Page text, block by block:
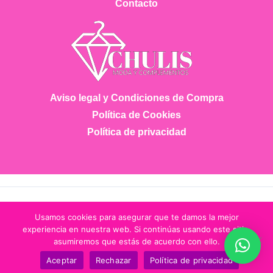
Contacto
Aviso legal y Condiciones de Compra
Política de Cookies
Política de privacidad
Tfno.: 643 884 153 - chulismodashop@gmail.com
Usamos cookies para asegurar que te damos la mejor
experiencia en nuestra web. Si continúas usando este sitio,
asumiremos que estás de acuerdo con ello.
Aceptar
Rechazar Política de privacidad